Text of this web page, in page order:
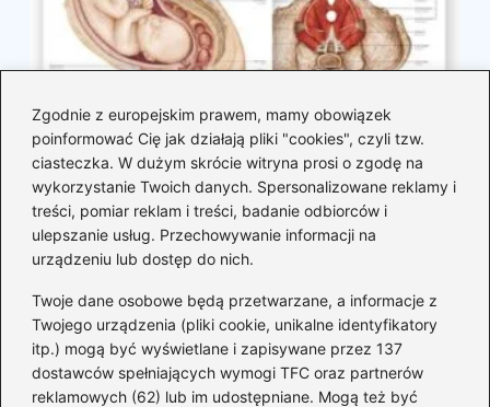
Zgodnie z europejskim prawem, mamy obowiązek
poinformować Cię jak działają pliki "cookies", czyli tzw.
ciasteczka. W dużym skrócie witryna prosi o zgodę na
wykorzystanie Twoich danych. Spersonalizowane reklamy i
treści, pomiar reklam i treści, badanie odbiorców i
ulepszanie usług. Przechowywanie informacji na
urządzeniu lub dostęp do nich.
Twoje dane osobowe będą przetwarzane, a informacje z
Twojego urządzenia (pliki cookie, unikalne identyfikatory
itp.) mogą być wyświetlane i zapisywane przez 137
dostawców spełniających wymogi TFC oraz partnerów
reklamowych (62) lub im udostępniane. Mogą też być
Czy jesteś w ciąży? Sprawdź w naszym
quizie!
2026-04-29